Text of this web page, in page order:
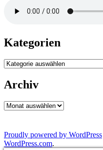
Kategorien
Kategorien
Archiv
Archiv
Proudly powered by WordPress
WordPress.com.